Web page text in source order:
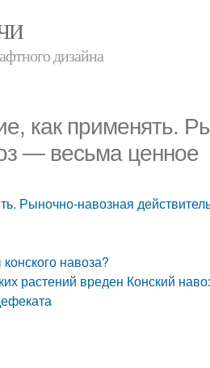
дизайна
как применять.
— весьма ценное
Рыночно-навозная
навоза?
растений вреден Конский